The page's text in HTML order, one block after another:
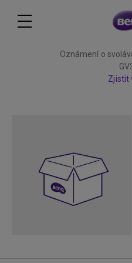
Oznámení o
Zjistit